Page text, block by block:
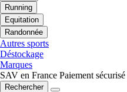
Running
Equitation
Randonnée
Autres sports
Déstockage
Marques
SAV en France Paiement sécurisé
Rechercher